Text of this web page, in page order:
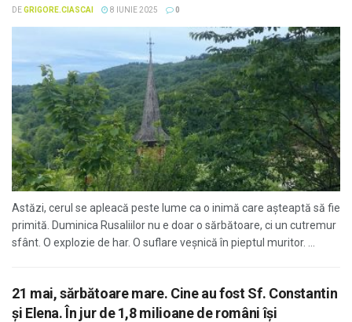
DEGRIGORE.CIASCAI 8 IUNIE 2025 0
Astăzi, cerul se apleacă peste lume ca o inimă care așteaptă să fie
primită. Duminica Rusaliilor nu e doar o sărbătoare, ci un cutremur
sfânt. O explozie de har. O suflare veșnică în pieptul muritor. ...
21 mai, sărbătoare mare. Cine au fost Sf. Constantin
și Elena. În jur de 1,8 milioane de români îşi